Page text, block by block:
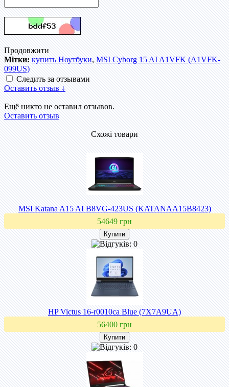
Продовжити
Мітки: купить Ноутбуки,MSI Cyborg 15 AI A1VFK (A1VFK-
099US)
Следить за отзывами
Оставить отзыв ↓
Ещё никто не оставил отзывов.
Оставить отзыв
Схожі товари
MSI Katana A15 AI B8VG-423US (KATANAA15B8423)
54649 грн
HP Victus 16-r0010ca Blue (7X7A9UA)
56400 грн